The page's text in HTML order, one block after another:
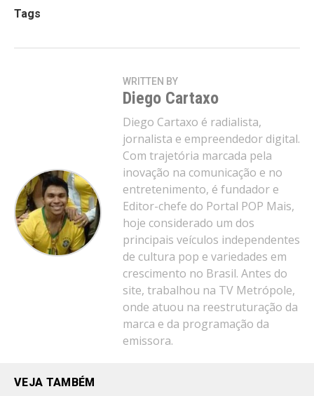
Tags
WRITTEN BY
Diego Cartaxo
Diego Cartaxo é radialista,
jornalista e empreendedor digital.
Com trajetória marcada pela
inovação na comunicação e no
entretenimento, é fundador e
Editor-chefe do Portal POP Mais,
hoje considerado um dos
principais veículos independentes
de cultura pop e variedades em
crescimento no Brasil. Antes do
site, trabalhou na TV Metrópole,
onde atuou na reestruturação da
marca e da programação da
emissora.
VEJA TAMBÉM